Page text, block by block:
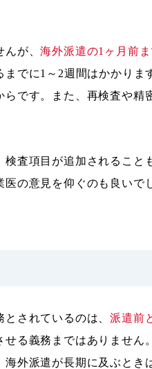
んが、海外派遣の1ヶ月前
でに1～2週間はかかりま
です。また、再検査や精
査項目が追加されること
の意見を仰ぐのも良いで
とされているのは、派遣前
る義務まではありません。
外派遣が長期に及ぶとき